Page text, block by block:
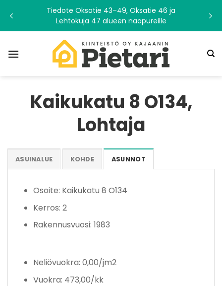
content
Tiedote Oksatie 43–49, Oksatie 46 ja
Lehtokuja 47 alueen naapureille
Kaikukatu 8 O134,
Lohtaja
ASUINALUE KOHDE ASUNNOT
Osoite: Kaikukatu 8 O134
Kerros: 2
Rakennusvuosi: 1983
Neliövuokra: 0,00/jm2
Vuokra: 473,00/kk